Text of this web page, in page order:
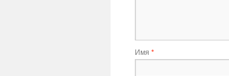
Имя *